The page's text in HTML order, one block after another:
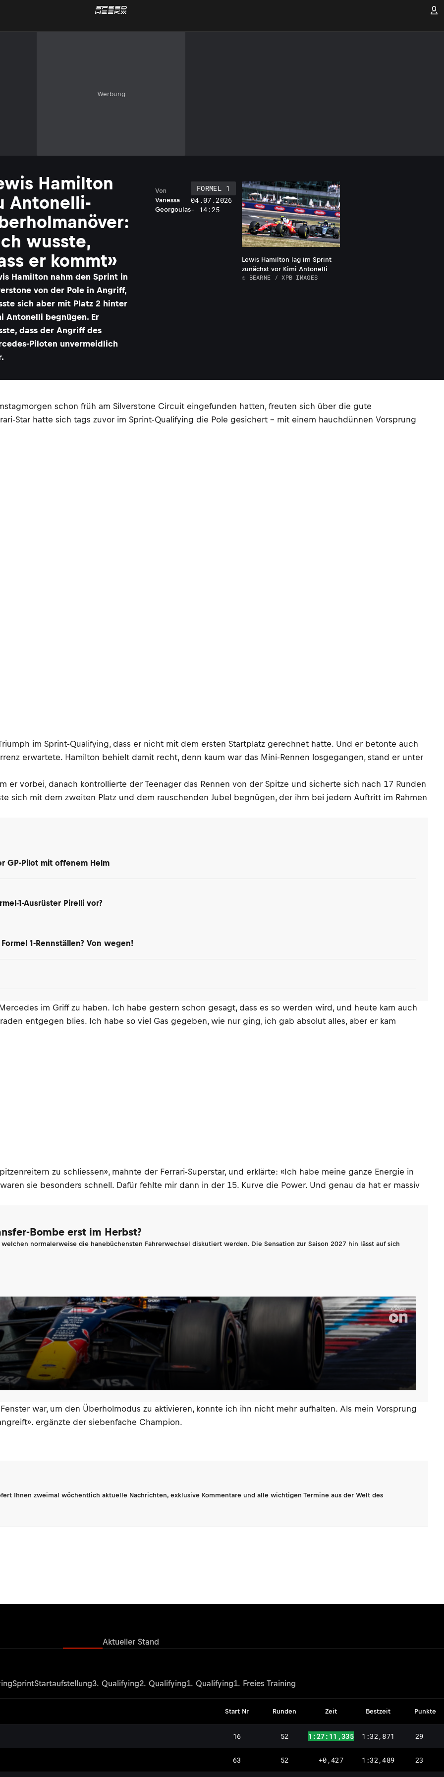
Werbung
Hamilton
Antonelli-
wusste,
er kommt»
Hamilton nahm den Sprint in
von der Pole in Angriff,
sich aber mit Platz 2 hinter
Antonelli begnügen. Er
dass der Angriff des
Piloten unvermeidlich
Vanessa
Georgoulas
Von
FORMEL 1
04.07.2026
- 14:25
Lewis Hamilton lag im Sprint
zunächst vor Kimi Antonelli
© BEARNE / XPB IMAGES
schon früh am Silverstone Circuit eingefunden hatten, freuten sich über die gute
Star hatte sich tags zuvor im Sprint-Qualifying die Pole gesichert – mit einem hauchdünnen Vorsprung
im Sprint-Qualifying, dass er nicht mit dem ersten Startplatz gerechnet hatte. Und er betonte auch
erwartete. Hamilton behielt damit recht, denn kaum war das Mini-Rennen losgegangen, stand er unter
er vorbei, danach kontrollierte der Teenager das Rennen von der Spitze und sicherte sich nach 17 Runden
sich mit dem zweiten Platz und dem rauschenden Jubel begnügen, der ihm bei jedem Auftritt im Rahmen
GP-Pilot mit offenem Helm
1-Ausrüster Pirelli vor?
1-Rennställen? Von wegen!
im Griff zu haben. Ich habe gestern schon gesagt, dass es so werden wird, und heute kam auch
entgegen blies. Ich habe so viel Gas gegeben, wie nur ging, ich gab absolut alles, aber er kam
zu schliessen», mahnte der Ferrari-Superstar, und erklärte: «Ich habe meine ganze Energie in
sie besonders schnell. Dafür fehlte mir dann in der 15. Kurve die Power. Und genau da hat er massiv
Bombe erst im Herbst?
normalerweise die hanebüchensten Fahrerwechsel diskutiert werden. Die Sensation zur Saison 2027 hin lässt auf sich
war, um den Überholmodus zu aktivieren, konnte ich ihn nicht mehr aufhalten. Als mein Vorsprung
ergänzte der siebenfache Champion.
Ihnen zweimal wöchentlich aktuelle Nachrichten, exklusive Kommentare und alle wichtigen Termine aus der Welt des
Aktueller Stand
SprintStartaufstellung3. Qualifying2. Qualifying1. Qualifying1. Freies Training
Start Nr Runden Zeit Bestzeit Punkte
16 52 1:27:11,335 1:32,871 29
63 52 +0,427 1:32,489 23